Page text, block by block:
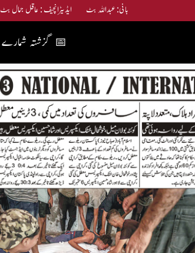
بانی: عبداللہ بٹ ایڈیٹرانچیف : عاقل جمال بٹ
گزشتہ شمارے 📅